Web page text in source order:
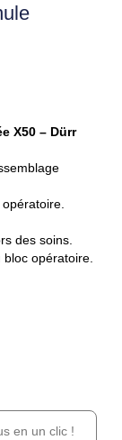
X50 – Dürr
des soins.
bloc opératoire.
en un clic !